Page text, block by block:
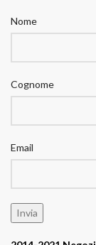
Nome
Cognome
Email